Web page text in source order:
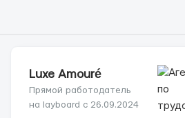
Luxe Amouré
Прямой работодатель
на layboard с 26.09.2024